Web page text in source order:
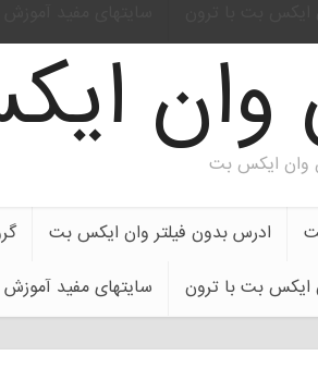
وانوان ایکس بت
ادرس بدون فیلتر وان ایکس بت
بت با ترون سایتهای مفید